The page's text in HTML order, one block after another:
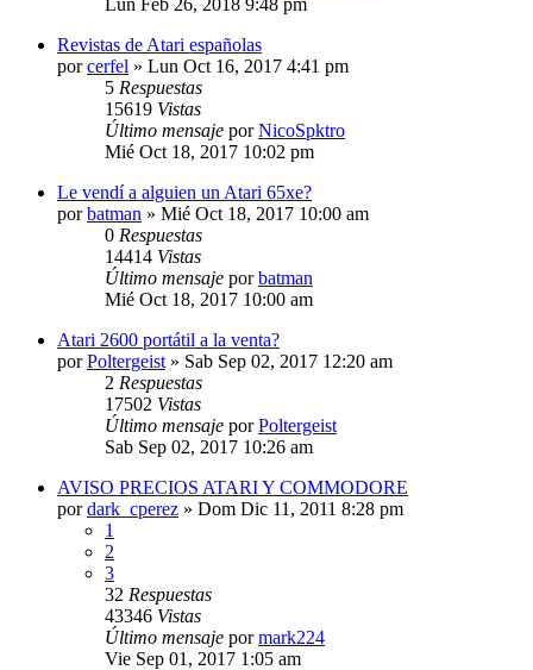
Revistas de Atari españolas
porcerfel » Lun Oct 16, 2017 4:41 pm
5 Respuestas
15619 Vistas
Último mensaje porNicoSpktro
Mié Oct 18, 2017 10:02 pm
Le vendí a alguien un Atari 65xe?
porbatman » Mié Oct 18, 2017 10:00 am
0 Respuestas
14414 Vistas
Último mensaje porbatman
Mié Oct 18, 2017 10:00 am
Atari 2600 portátil a la venta?
porPoltergeist » Sab Sep 02, 2017 12:20 am
2 Respuestas
17502 Vistas
Último mensaje porPoltergeist
Sab Sep 02, 2017 10:26 am
AVISO PRECIOS ATARI Y COMMODORE
pordark_cperez » Dom Dic 11, 2011 8:28 pm
1
2
3
32 Respuestas
43346 Vistas
Último mensaje pormark224
Vie Sep 01, 2017 1:05 am